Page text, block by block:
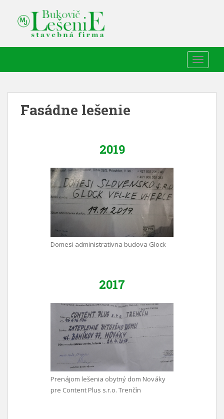
Fasádne lešenie
2019
Domesi administrativna budova Glock
2017
Prenájom lešenia obytný dom Nováky
pre Content Plus s.r.o. Trenčín